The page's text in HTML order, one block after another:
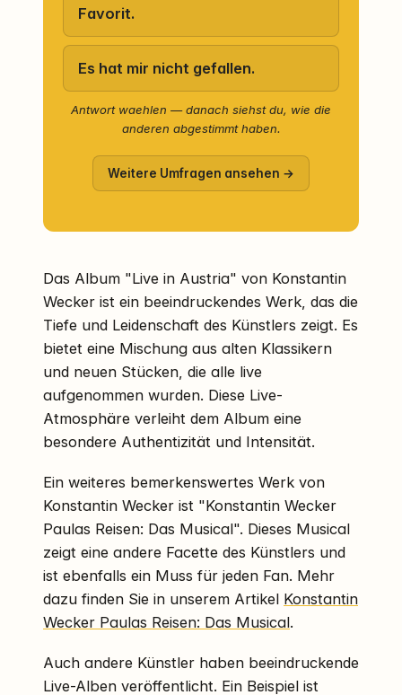
Favorit.
Es hat mir nicht gefallen.
Antwort waehlen — danach siehst du, wie die
anderen abgestimmt haben.
Weitere Umfragen ansehen →
Das Album "Live in Austria" von Konstantin
Wecker ist ein beeindruckendes Werk, das die
Tiefe und Leidenschaft des Künstlers zeigt. Es
bietet eine Mischung aus alten Klassikern
und neuen Stücken, die alle live
aufgenommen wurden. Diese Live-
Atmosphäre verleiht dem Album eine
besondere Authentizität und Intensität.
Ein weiteres bemerkenswertes Werk von
Konstantin Wecker ist "Konstantin Wecker
Paulas Reisen: Das Musical". Dieses Musical
zeigt eine andere Facette des Künstlers und
ist ebenfalls ein Muss für jeden Fan. Mehr
dazu finden Sie in unserem Artikel Konstantin
Wecker Paulas Reisen: Das Musical.
Auch andere Künstler haben beeindruckende
Live-Alben veröffentlicht. Ein Beispiel ist